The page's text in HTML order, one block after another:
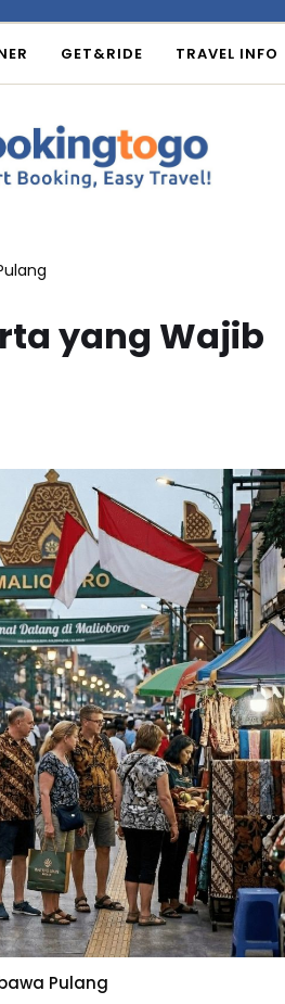
GET&RIDE TRAVEL INFO
yang Wajib
Pulang